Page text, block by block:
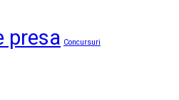
presa Concursuri